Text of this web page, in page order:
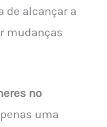
de alcançar a
mudanças
no
uma